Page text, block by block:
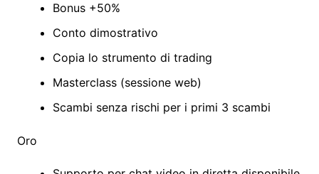
Bonus +50%
Conto dimostrativo
Copia lo strumento di trading
Masterclass (sessione web)
Scambi senza rischi per i primi 3 scambi
Oro